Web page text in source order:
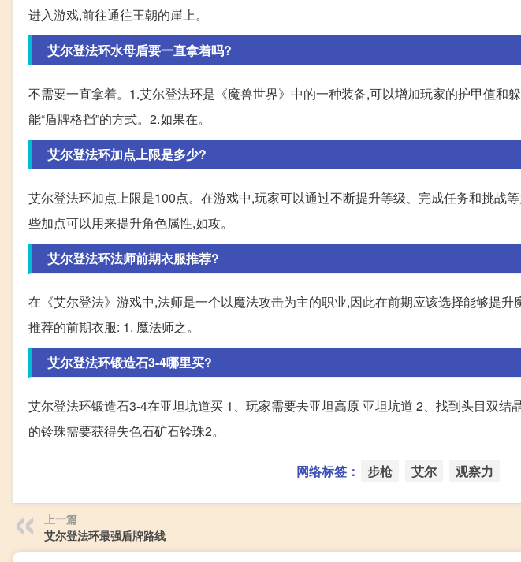
进入游戏,前往通往王朝的崖上。
艾尔登法环水母盾要一直拿着吗?
不需要一直拿着。1.艾尔登法环是《魔兽世界》中的一种装备,可以增加玩家的护甲值和
能“盾牌格挡”的方式。2.如果在。
艾尔登法环加点上限是多少?
艾尔登法环加点上限是100点。在游戏中,玩家可以通过不断提升等级、完成任务和挑战
些加点可以用来提升角色属性,如攻。
艾尔登法环法师前期衣服推荐?
在《艾尔登法》游戏中,法师是一个以魔法攻击为主的职业,因此在前期应该选择能够提
推荐的前期衣服: 1. 魔法师之。
艾尔登法环锻造石3-4哪里买?
艾尔登法环锻造石3-4在亚坦坑道买 1、玩家需要去亚坦高原 亚坦坑道 2、找到头目双结
的铃珠需要获得失色石矿石铃珠2。
网络标签： 步枪 艾尔 观察力
上一篇
艾尔登法环最强盾牌路线